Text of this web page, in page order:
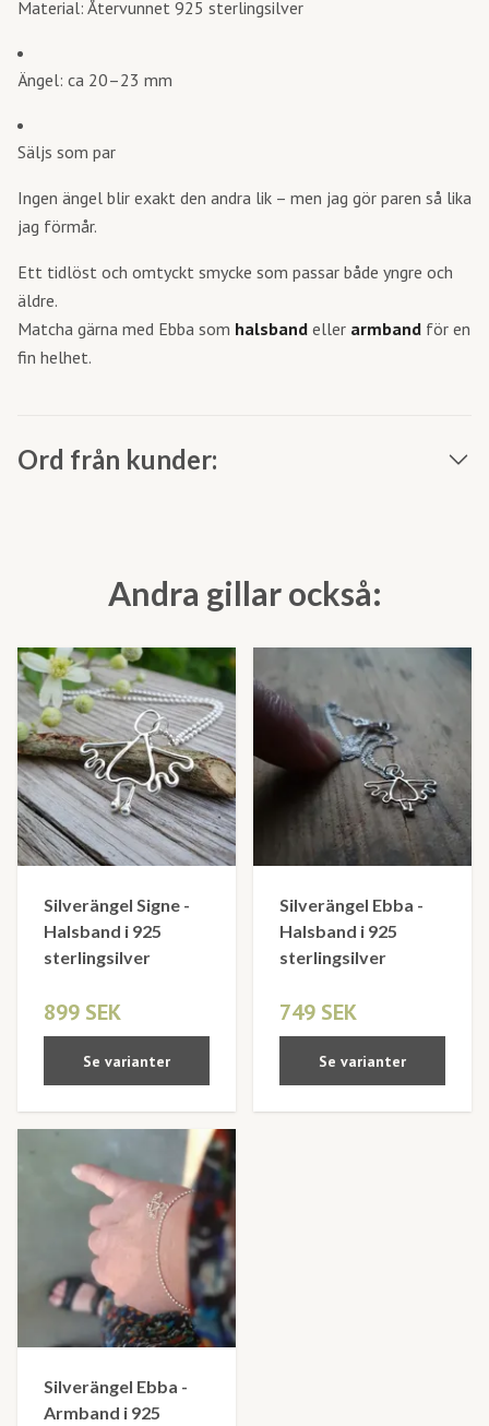
Material: Återvunnet 925 sterlingsilver
Ängel: ca 20–23 mm
Säljs som par
Ingen ängel blir exakt den andra lik – men jag gör paren så lika
jag förmår.
Ett tidlöst och omtyckt smycke som passar både yngre och
äldre.
Matcha gärna med Ebba som halsband eller armband för en
fin helhet.
Ord från kunder:
Andra gillar också:
Silverängel Signe -
Halsband i 925
sterlingsilver
899 SEK
Se varianter
Silverängel Ebba -
Halsband i 925
sterlingsilver
749 SEK
Se varianter
Silverängel Ebba -
Armband i 925